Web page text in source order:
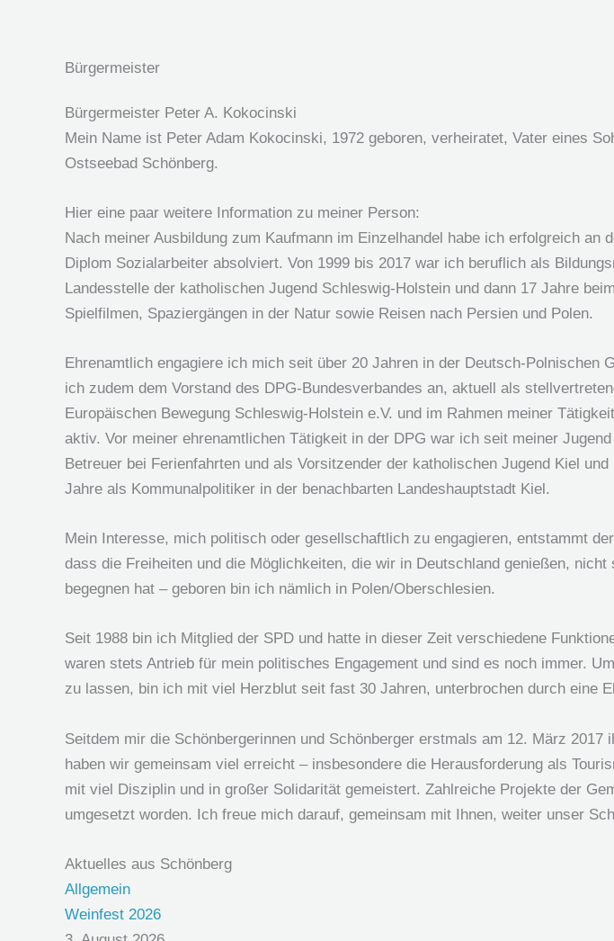
Bürgermeister
Bürgermeister Peter A. Kokocinski
Mein Name ist Peter Adam Kokocinski, 1972 geboren, verheiratet, Vater eines
Ostseebad Schönberg.
Hier eine paar weitere Information zu meiner Person:
Nach meiner Ausbildung zum Kaufmann im Einzelhandel habe ich erfolgreich
Diplom Sozialarbeiter absolviert. Von 1999 bis 2017 war ich beruflich als
Landesstelle der katholischen Jugend Schleswig-Holstein und dann 17 Jahre
Spielfilmen, Spaziergängen in der Natur sowie Reisen nach Persien und Polen.
Ehrenamtlich engagiere ich mich seit über 20 Jahren in der Deutsch-
ich zudem dem Vorstand des DPG-Bundesverbandes an, aktuell als
Europäischen Bewegung Schleswig-Holstein e.V. und im Rahmen meiner
aktiv. Vor meiner ehrenamtlichen Tätigkeit in der DPG war ich seit meiner
Betreuer bei Ferienfahrten und als Vorsitzender der katholischen Jugend Kiel
Jahre als Kommunalpolitiker in der benachbarten Landeshauptstadt Kiel.
Mein Interesse, mich politisch oder gesellschaftlich zu engagieren, entstammt
dass die Freiheiten und die Möglichkeiten, die wir in Deutschland genießen,
begegnen hat – geboren bin ich nämlich in Polen/Oberschlesien.
Seit 1988 bin ich Mitglied der SPD und hatte in dieser Zeit verschiedene
waren stets Antrieb für mein politisches Engagement und sind es noch immer.
zu lassen, bin ich mit viel Herzblut seit fast 30 Jahren, unterbrochen durch eine
Seitdem mir die Schönbergerinnen und Schönberger erstmals am 12. März
haben wir gemeinsam viel erreicht – insbesondere die Herausforderung als
mit viel Disziplin und in großer Solidarität gemeistert. Zahlreiche Projekte der
umgesetzt worden. Ich freue mich darauf, gemeinsam mit Ihnen, weiter unser
Aktuelles aus Schönberg
Allgemein
Weinfest 2026